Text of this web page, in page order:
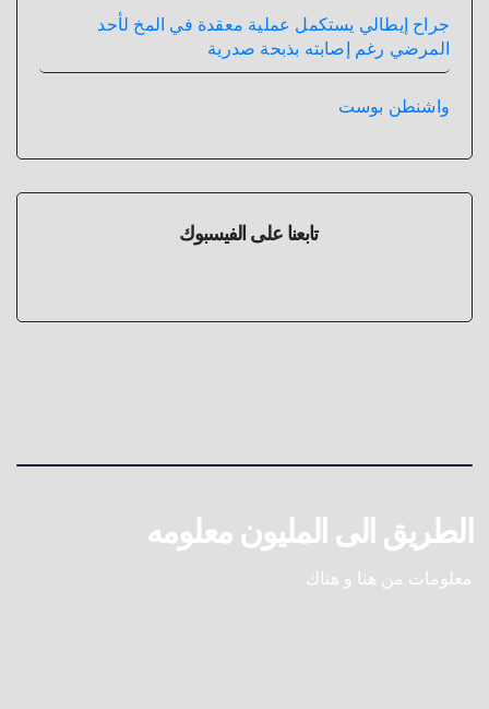
جراح إيطالي يستكمل عملية معقدة في المخ لأحد
المرضي رغم إصابته بذبحة صدرية
واشنطن بوست
تابعنا على الفيسبوك
الطريق الى المليون معلومه
معلومات من هنا و هناك